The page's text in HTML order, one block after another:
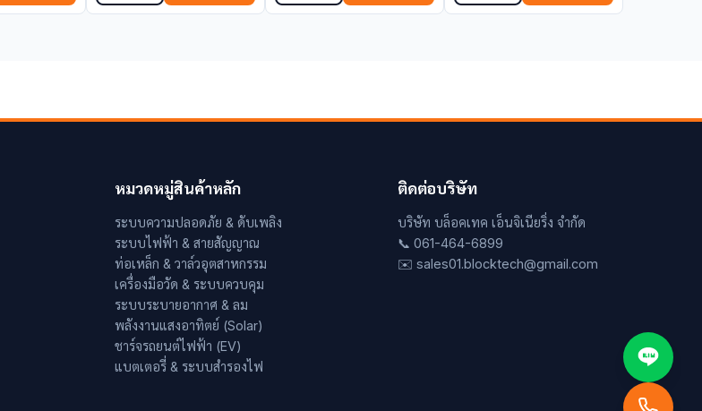
หมวดหมู่สินค้าหลัก
ระบบความปลอดภัย & ดับเพลิง
ระบบไฟฟ้า & สายสัญญาณ
ท่อเหล็ก & วาล์วอุตสาหกรรม
เครื่องมือวัด & ระบบควบคุม
ระบบระบายอากาศ & ลม
พลังงานแสงอาทิตย์ (Solar)
ชาร์จรถยนต์ไฟฟ้า (EV)
แบตเตอรี่ & ระบบสำรองไฟ
ติดต่อบริษัท
บริษัท บล็อคเทค เอ็นจิเนียริ่ง จำกัด
📞 061-464-6899
✉️ sales01.blocktech@gmail.com